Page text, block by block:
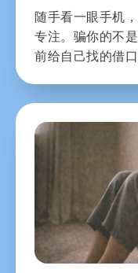
随手看一眼手机
专注。骗你的不
前给自己找的借口